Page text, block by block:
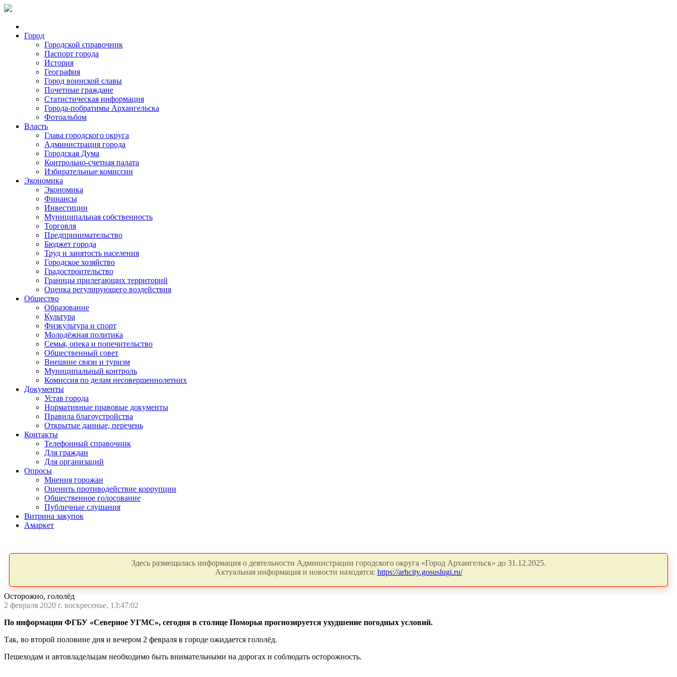
Город
Городской справочник
Паспорт города
История
География
Город воинской славы
Почетные граждане
Статистическая информация
Города-побратимы Архангельска
Фотоальбом
Власть
Глава городского округа
Администрация города
Городская Дума
Контрольно-счетная палата
Избирательные комиссии
Экономика
Экономика
Финансы
Инвестиции
Муниципальная собственность
Торговля
Предпринимательство
Бюджет города
Труд и занятость населения
Городское хозяйство
Градостроительство
Границы прилегающих территорий
Оценка регулирующего воздействия
Общество
Образование
Культура
Физкультура и спорт
Молодёжная политика
Семья, опека и попечительство
Общественный совет
Внешние связи и туризм
Муниципальный контроль
Комиссия по делам несовершеннолетних
Документы
Устав города
Нормативные правовые документы
Правила благоустройства
Открытые данные, перечень
Контакты
Телефонный справочник
Для граждан
Для организаций
Опросы
Мнения горожан
Оценить противодействие коррупции
Общественное голосование
Публичные слушания
Витрина закупок
Амаркет
Здесь размещалась информация о деятельности Администрации городского округа «Город Архангельск» до 31.12.2025.
Актуальная информация и новости находятся: https://arhcity.gosuslugi.ru/
Осторожно, гололёд
2 февраля 2020 г. воскресенье, 13:47:02
По информации ФГБУ «Северное УГМС», сегодня в столице Поморья прогнозируется ухудшение погодных условий.
Так, во второй половине дня и вечером 2 февраля в городе ожидается гололёд.
Пешеходам и автовладельцам необходимо быть внимательными на дорогах и соблюдать осторожность.